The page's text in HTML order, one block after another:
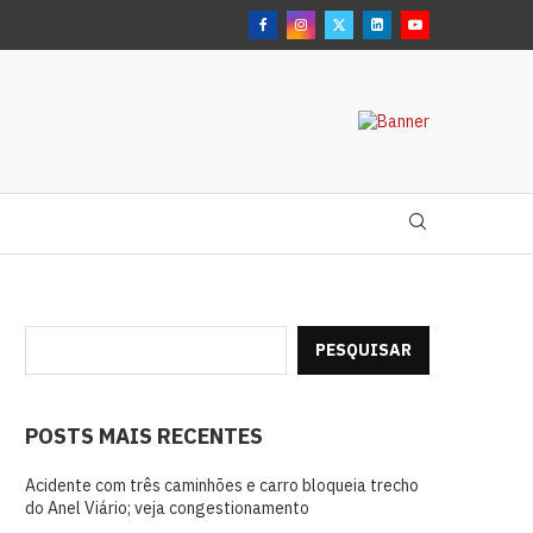
PESQUISAR
POSTS MAIS RECENTES
Acidente com três caminhões e carro bloqueia trecho
do Anel Viário; veja congestionamento